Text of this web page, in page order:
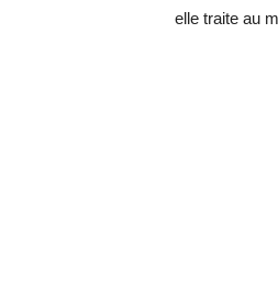
elle traite au